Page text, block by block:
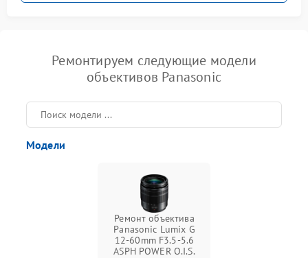
Ремонтируем следующие модели
объективов Panasonic
Модели
Ремонт объектива
Panasonic Lumix G
12-60mm F3.5-5.6
ASPH POWER O.I.S.